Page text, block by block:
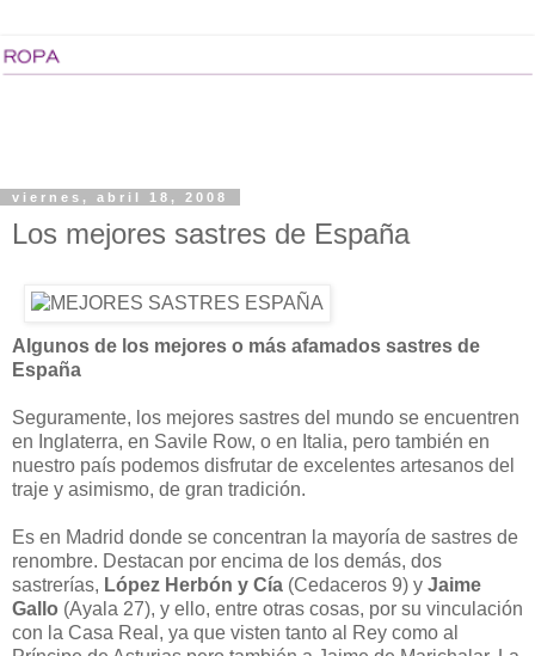
viernes, abril 18, 2008
Los mejores sastres de España
Algunos de los mejores o más afamados sastres de
España
Seguramente, los mejores sastres del mundo se encuentren
en Inglaterra, en Savile Row, o en Italia, pero también en
nuestro país podemos disfrutar de excelentes artesanos del
traje y asimismo, de gran tradición.
Es en Madrid donde se concentran la mayoría de sastres de
renombre. Destacan por encima de los demás, dos
sastrerías, López Herbón y Cía (Cedaceros 9) y Jaime
Gallo (Ayala 27), y ello, entre otras cosas, por su vinculación
con la Casa Real, ya que visten tanto al Rey como al